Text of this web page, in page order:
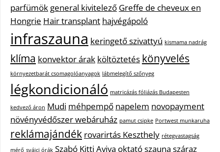
parfümök general kivitelező Greffe de cheveux en
Hongrie Hair transplant hajvégápoló
infraszauna keringető szivattyú kismama nadrág
klíma konvektor árak költöztetés könyvelés
környezetbarát csomagolóanyagok lábmelegítő szőnyeg
légkondicionáló matricázás fóliázás Budapesten
kedvező áron Mudi méhpempő napelem novopayment
növényvédőszer webáruház pamut csipke Portwest munkaruha
reklámajándék rovarirtás Keszthely rétegvastagság
mérő svájci órák Szabó Kitti Aviva oktatószauna száraz